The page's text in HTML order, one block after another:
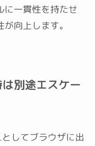
に一貫性を持たせ
向上します。
は別途エスケー
してブラウザに出